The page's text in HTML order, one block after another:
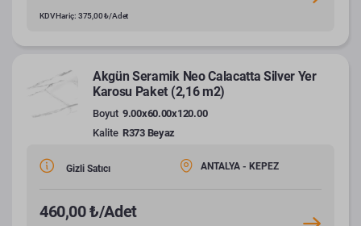
KDV Hariç: 375,00 ₺/Adet
Akgün Seramik Neo Calacatta Silver Yer
Karosu Paket (2,16 m2)
Boyut 9.00x60.00x120.00
Kalite R373 Beyaz
Gizli Satıcı ANTALYA - KEPEZ
460,00 ₺/Adet